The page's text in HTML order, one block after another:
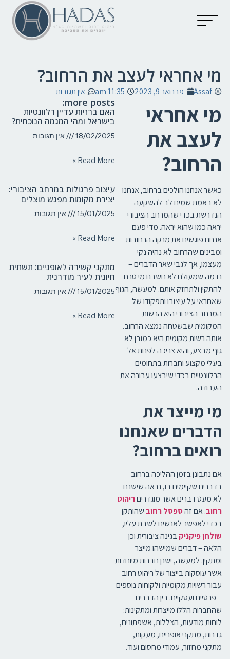
מי אחראי לעצב את הרחוב?
Assaf פברואר 9, 2023 11:35 am אין תגובות
מי אחראי
לעצב את
הרחוב?
כאשר אנחנו הולכים ברחוב, אנחנו
לא באמת שמים לב להשקעה
הנדרשת בכדי שהמרחב הציבורי
יראה כמו שהוא יראה. מדי פעם
אנחנו פוגשים את מנקה הרחובות
ומבינים שהרחוב לא נהיה נקי
מעצמו, אך לגבי שאר הדברים –
נדמה שמעולם לא חשבנו מי טרח
להתקין ולתחזק אותם. למעשה, הגוף
שאחראי על עיצובו ותפקודו של
המרחב הציבורי היא הרשות
המקומית שבשטחה נמצא הרחוב.
אותה רשות מקומית היא כמובן לא
גוף מבצע, והיא צריכה לפנות אל
בעלי מקצוע וחברות בתחומים
הרלוונטיים בכדי שיבצעו עבורה את
העבודה.
מי מייצר את
הדברים שאנחנו
רואים ברחוב?
אם נתבונן בזמן ההליכה ברחוב
בדברים שקיימים בו, נראה שישנם
לא מעט דברים אשר מוגדריםריהוט
רחוב. אם זהספסל רחוב שהותקן
בכדי לאפשר לאנשים לשבת עליו,
שולחן פיקניקבגינה ציבורית וכן
הלאה – דברים שמישהו מייצר
ומתקין. למעשה, ישנן חברות מיוחדות
אשר עוסקות בייצור של ריהוט רחוב
עבור רשויות מקומיות ולקוחות נוספים
– פרטיים ועסקיים. בין הדברים
שהחברות הללו מייצרות ומתקינות:
לוחות מודעות, הצללות, אשפתונים,
גדרות, מתקני אופניים, מעקות,
מתקני מחזור, עמודי מחסום ועוד.
more posts:
האם ברזיות עדיין רלוונטיות
בישראל ומהי המגמה הנוכחית?
18/02/2025 אין תגובות
Read More »
עיצוב פרגולות במרחב הציבורי:
יצירת מקומות מפגש מוצלים
15/01/2025 אין תגובות
Read More »
מתקני קשירה לאופניים: תשתית
חיונית לעיר מודרנית
15/01/2025 אין תגובות
Read More »